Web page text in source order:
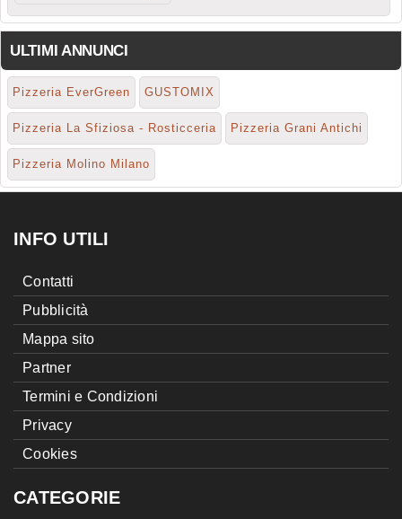
ULTIMI ANNUNCI
Pizzeria EverGreen GUSTOMIX
Pizzeria La Sfiziosa - Rosticceria Pizzeria Grani Antichi
Pizzeria Molino Milano
INFO UTILI
Contatti
Pubblicità
Mappa sito
Partner
Termini e Condizioni
Privacy
Cookies
CATEGORIE